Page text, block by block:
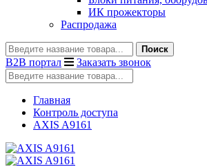
ИК прожекторы
Распродажа
Поиск
B2B портал Заказать звонок
Главная
Контроль доступа
AXIS A9161